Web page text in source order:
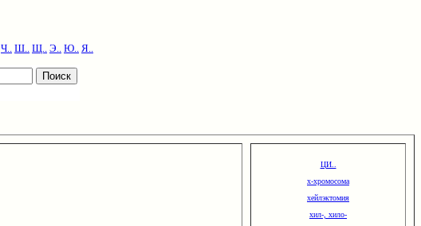
Ч.. Ш.. Щ.. Э.. Ю.. Я..
ЦИ..
х-хромосома
хейлэктомия
хил-, хило-